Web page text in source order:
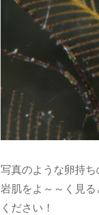
写真のような卵持ち
岩肌をよ～～く見
ください！